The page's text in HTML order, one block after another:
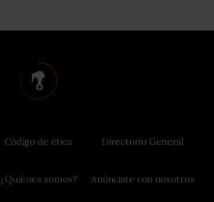
Código de ética
¿Quiénes somos?
Directorio General
Anúnciate con nosotros